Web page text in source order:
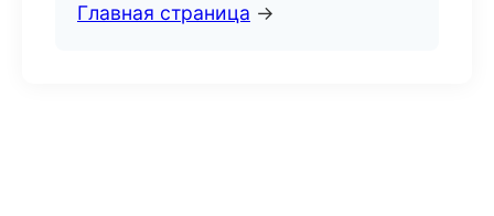
Главная страница →